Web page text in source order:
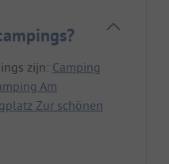
zijn: Camping
Am
Zur schönen